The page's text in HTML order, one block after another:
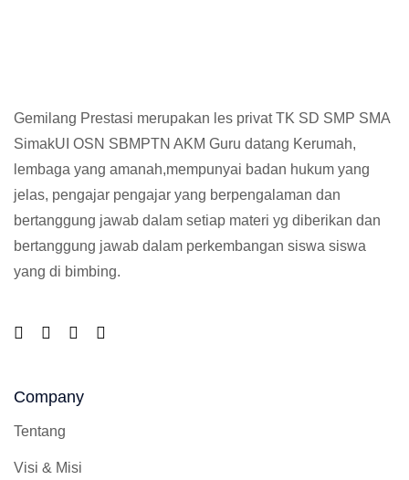
Gemilang Prestasi merupakan les privat TK SD SMP SMA
SimakUI OSN SBMPTN AKM Guru datang Kerumah,
lembaga yang amanah,mempunyai badan hukum yang
jelas, pengajar pengajar yang berpengalaman dan
bertanggung jawab dalam setiap materi yg diberikan dan
bertanggung jawab dalam perkembangan siswa siswa
yang di bimbing.
Company
Tentang
Visi & Misi